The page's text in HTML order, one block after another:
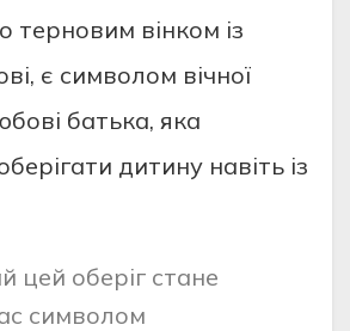
терновим вінком із
є символом вічної
батька, яка
дитину навіть із
цей оберіг стане
символом